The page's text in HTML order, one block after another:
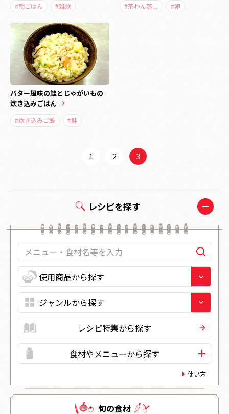
#朝ごはん #雑炊 #茶わん蒸し #卵
バター風味の鮭とじゃがいもの
炊き込みごはん
#炊き込みご飯 #鮭
1 2 3
レシピを探す
レシピ特集から探す
食材やメニューから探す
使い方
旬の⾷材